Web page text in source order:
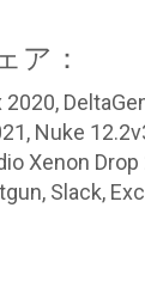
ア：
Nuke
Xenon
Slack,